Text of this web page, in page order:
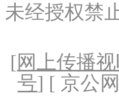
未经授权禁
[网上传播
号] [ 京公